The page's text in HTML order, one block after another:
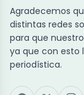
Agradecemos
distintas redes
para que
ya que con esto
periodística.